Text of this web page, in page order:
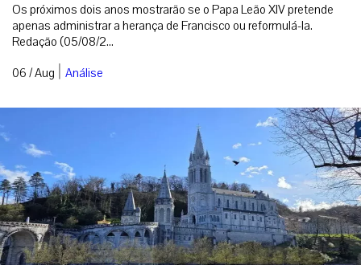
Os próximos dois anos mostrarão se o Papa Leão XIV pretende
apenas administrar a herança de Francisco ou reformulá-la.
Redação (05/08/2...
06 / Aug | Análise